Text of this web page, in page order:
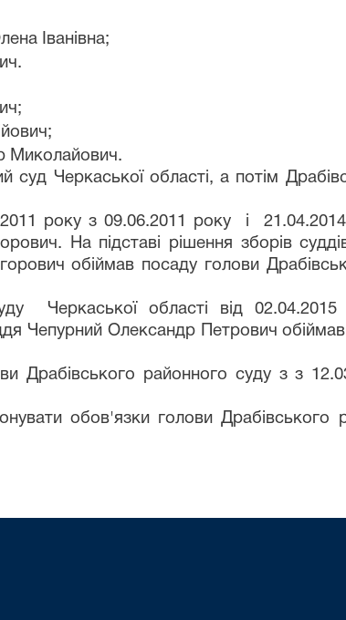
Іванівна;
Миколайович.
суд Черкаської області, а потім
року з 09.06.2011 року і
На підставі рішення зборів
обіймав посаду голови
Черкаської області від
Чепурний Олександр Петрович обіймав
Драбівського районного суду з з
обов'язки голови Драбівського